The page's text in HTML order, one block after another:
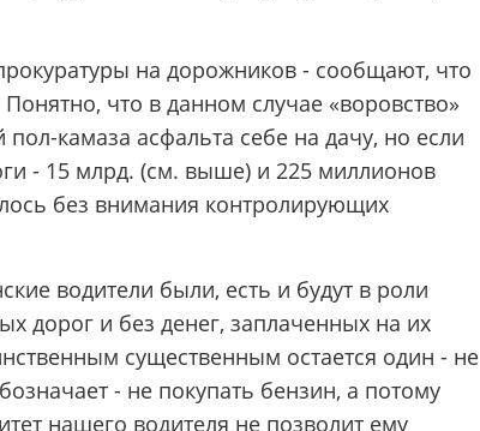
на дорожников - сообщают, что
Понятно, что в данном случае «воровство»
камаза асфальта себе на дачу, но если
- 15 млрд. (см. выше) и 225 миллионов
без внимания контролирующих
водители были, есть и будут в роли
дорог и без денег, заплаченных на их
существенным остается один - не
- не покупать бензин, а потому
нашего водителя не позволит ему